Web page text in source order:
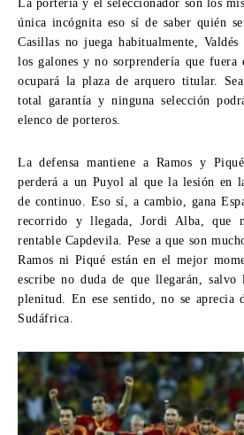
La portería y el seleccionador son los
única incógnita eso sí de saber quién
Casillas no juega habitualmente,
los galones y no sorprendería que fuera
ocupará la plaza de arquero titular.
total garantía y ninguna selección
elenco de porteros.
La defensa mantiene a Ramos y
perderá a un Puyol al que la lesión en
de continuo. Eso sí, a cambio, gana
recorrido y llegada, Jordi Alba, que
rentable Capdevila. Pese a que son
Ramos ni Piqué están en el mejor
escribe no duda de que llegarán,
plenitud. En ese sentido, no se aprecia
Sudáfrica.